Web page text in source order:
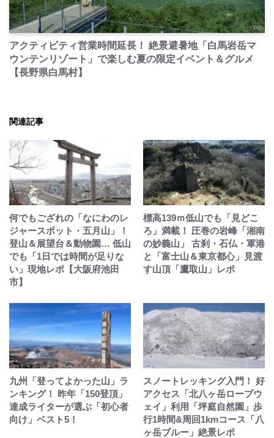
PR
アクティビティ営業時間延長！ 絶景避暑地「白馬岩岳マ
ウンテンリゾート」で楽しむ夏の限定イベント＆グルメ
【長野県白馬村】
関連記事
何でもござれの「なにわのレ
ジャースポット・五月山」！
登山＆展望台＆動物園… 低山
でも「1日では時間が足りな
い」現地レポ【大阪府池田
市】
標高139ｍ低山でも「見どこ
ろ」満載！ 圧巻の岩峰「湘南
の妙義山」 古刹・石仏・軍港
と「富士山＆東京都心」見渡
す山頂「鷹取山」レポ
九州「登ってよかった山」ラ
ンキング！ 昨年「150登頂」
達成ライターが選ぶ「初心者
向け」ベスト5！
スノートレッキング入門！ 好
アクセス「北八ヶ岳ロープウ
ェイ」利用「坪庭自然園」歩
行1時間&周回1kmコース「八
ヶ岳ブルー」絶景レポ